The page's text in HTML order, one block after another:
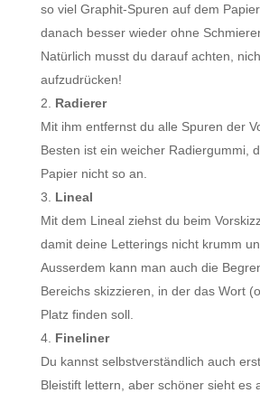
so viel Graphit-Spuren auf dem
danach besser wieder ohne
Natürlich musst du darauf achten,
aufzudrücken!
Radierer
Mit ihm entfernst du alle Spuren der
Besten ist ein weicher Radiergummi,
Papier nicht so an.
Lineal
Mit dem Lineal ziehst du beim
damit deine Letterings nicht krumm
Ausserdem kann man auch die
Bereichs skizzieren, in der das Wort
Platz finden soll.
Fineliner
Du kannst selbstverständlich auch
Bleistift lettern, aber schöner sieht es